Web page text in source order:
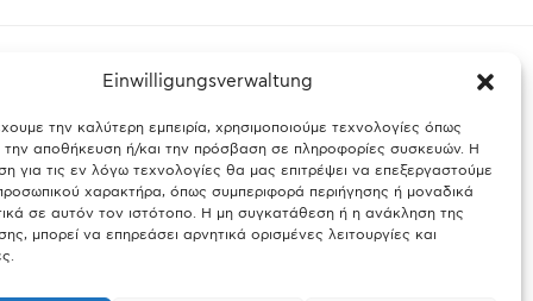
Einwilligungsverwaltung
την καλύτερη εμπειρία, χρησιμοποιούμε τεχνολογίες όπως
την αποθήκευση ή/και την πρόσβαση σε πληροφορίες συσκευών. Η
για τις εν λόγω τεχνολογίες θα μας επιτρέψει να επεξεργαστούμε
χαρακτήρα, όπως συμπεριφορά περιήγησης ή μοναδικά
σε αυτόν τον ιστότοπο. Η μη συγκατάθεση ή η ανάκληση της
μπορεί να επηρεάσει αρνητικά ορισμένες λειτουργίες και
Θύελλα χτυπά το Μόναχο: Κίνδυνος από τους
ισχυρούς ανέμους και τις καταιγίδες
25.03.2026